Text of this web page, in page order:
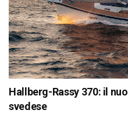
Hallberg-Rassy 370: il
svedese